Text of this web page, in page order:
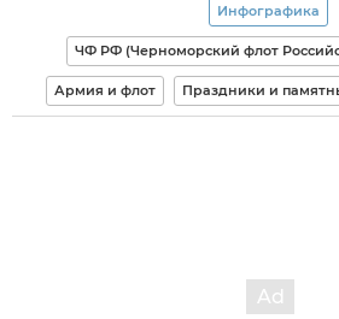
Инфографика
ЧФ РФ (Черноморский флот
Армия и флот Праздники и